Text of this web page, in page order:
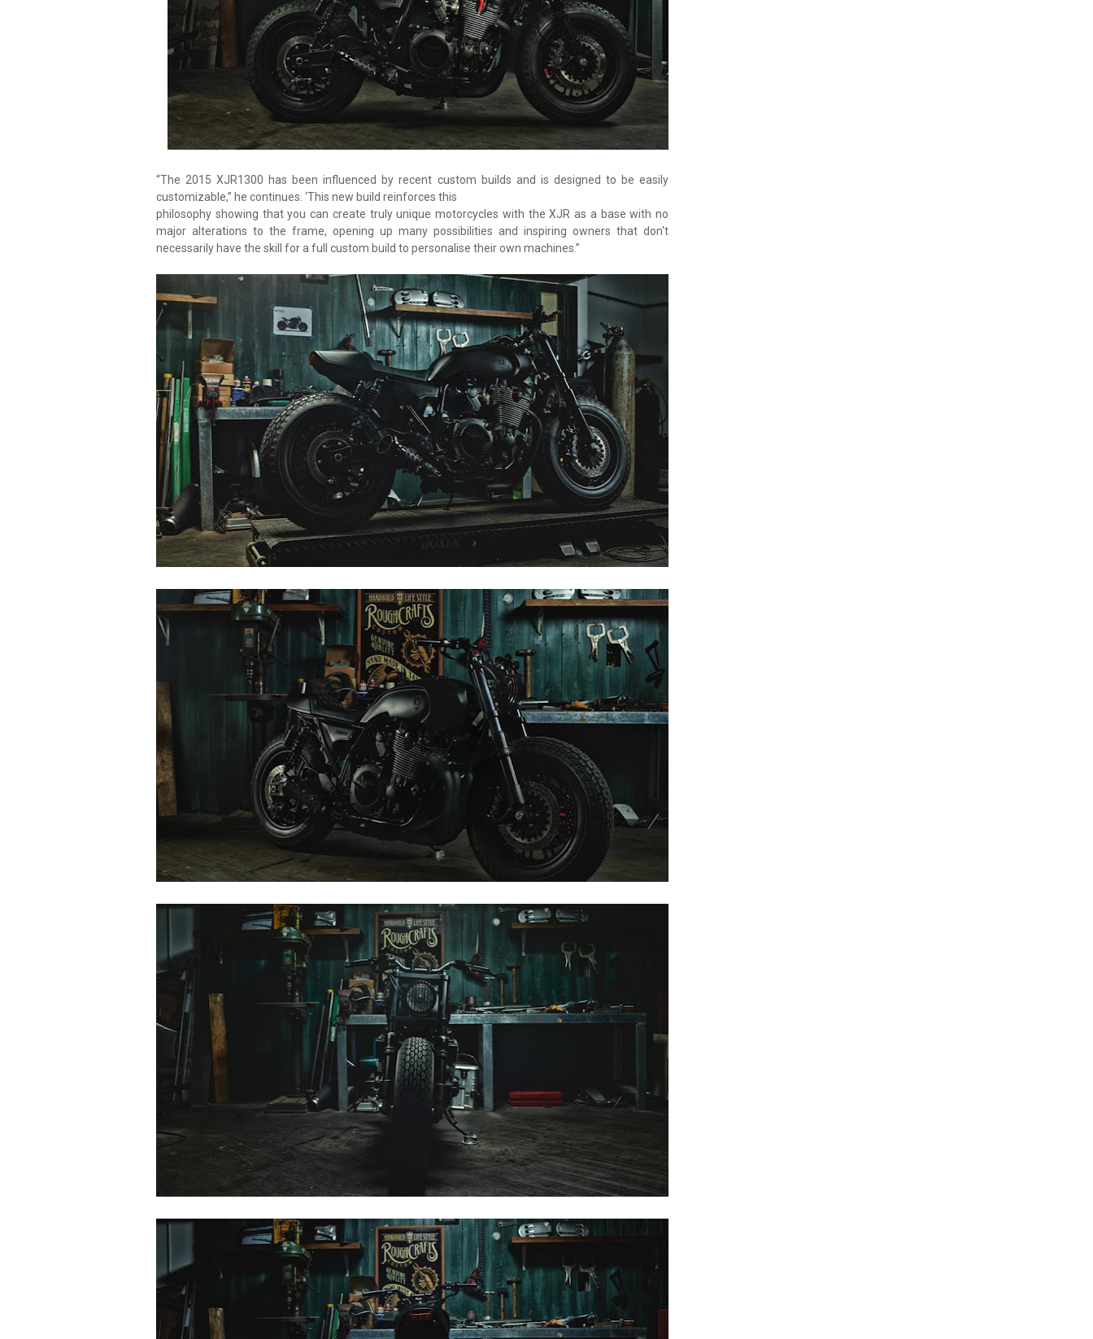
“The 2015 XJR1300 has been influenced by recent custom builds and is designed to be easily
customizable,” he continues. ‘This new build reinforces this
philosophy showing that you can create truly unique motorcycles with the XJR as a base with no
major alterations to the frame, opening up many possibilities and inspiring owners that don't
necessarily have the skill for a full custom build to personalise their own machines.”